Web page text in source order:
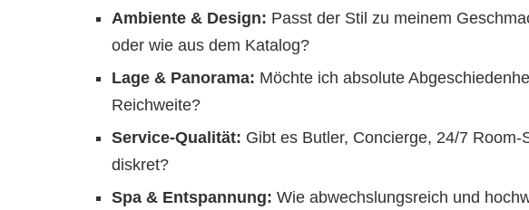
Ambiente & Design: Passt der Stil zu meinem
oder wie aus dem Katalog?
Lage & Panorama: Möchte ich absolute
Reichweite?
Service-Qualität: Gibt es Butler, Concierge, 24/7
diskret?
Spa & Entspannung: Wie abwechslungsreich und